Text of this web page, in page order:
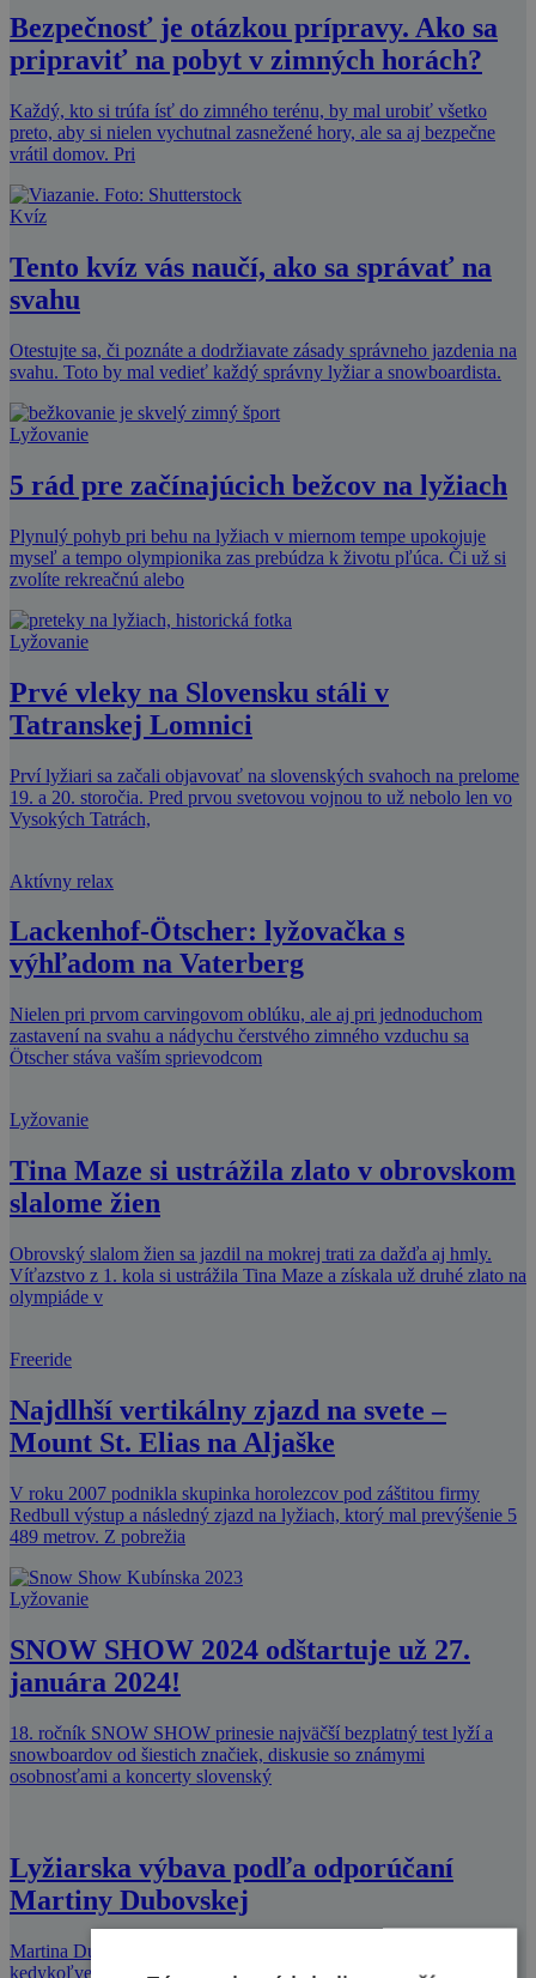
Bezpečnosť je otázkou prípravy. Ako sa
pripraviť na pobyt v zimných horách?
Každý, kto si trúfa ísť do zimného terénu, by mal urobiť všetko
preto, aby si nielen vychutnal zasnežené hory, ale sa aj bezpečne
vrátil domov. Pri
Kvíz
Tento kvíz vás naučí, ako sa správať na
svahu
Otestujte sa, či poznáte a dodržiavate zásady správneho jazdenia na
svahu. Toto by mal vedieť každý správny lyžiar a snowboardista.
Lyžovanie
5 rád pre začínajúcich bežcov na lyžiach
Plynulý pohyb pri behu na lyžiach v miernom tempe upokojuje
myseľ a tempo olympionika zas prebúdza k životu pľúca. Či už si
zvolíte rekreačnú alebo
Lyžovanie
Prvé vleky na Slovensku stáli v
Tatranskej Lomnici
Prví lyžiari sa začali objavovať na slovenských svahoch na prelome
19. a 20. storočia. Pred prvou svetovou vojnou to už nebolo len vo
Vysokých Tatrách,
Aktívny relax
Lackenhof-Ötscher: lyžovačka s
výhľadom na Vaterberg
Nielen pri prvom carvingovom oblúku, ale aj pri jednoduchom
zastavení na svahu a nádychu čerstvého zimného vzduchu sa
Ötscher stáva vaším sprievodcom
Lyžovanie
Tina Maze si ustrážila zlato v obrovskom
slalome žien
Obrovský slalom žien sa jazdil na mokrej trati za dažďa aj hmly.
Víťazstvo z 1. kola si ustrážila Tina Maze a získala už druhé zlato na
olympiáde v
Freeride
Najdlhší vertikálny zjazd na svete –
Mount St. Elias na Aljaške
V roku 2007 podnikla skupinka horolezcov pod záštitou firmy
Redbull výstup a následný zjazd na lyžiach, ktorý mal prevýšenie 5
489 metrov. Z pobrežia
Lyžovanie
SNOW SHOW 2024 odštartuje už 27.
januára 2024!
18. ročník SNOW SHOW prinesie najväčší bezplatný test lyží a
snowboardov od šiestich značiek, diskusie so známymi
osobnosťami a koncerty slovenský
Lyžiarska výbava podľa odporúčaní
Martiny Dubovskej
Martina Dubovská odporúča kvalitnú výbavu, ktorá vás
kedykoľvek podrží na svahu a postará sa o to, aby ste zažili tie